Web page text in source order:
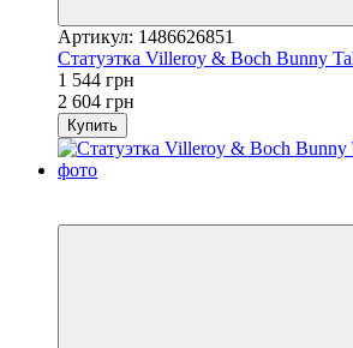
Артикул: 1486626851
Статуэтка Villeroy & Boch Bunny
1 544 грн
2 604 грн
Купить